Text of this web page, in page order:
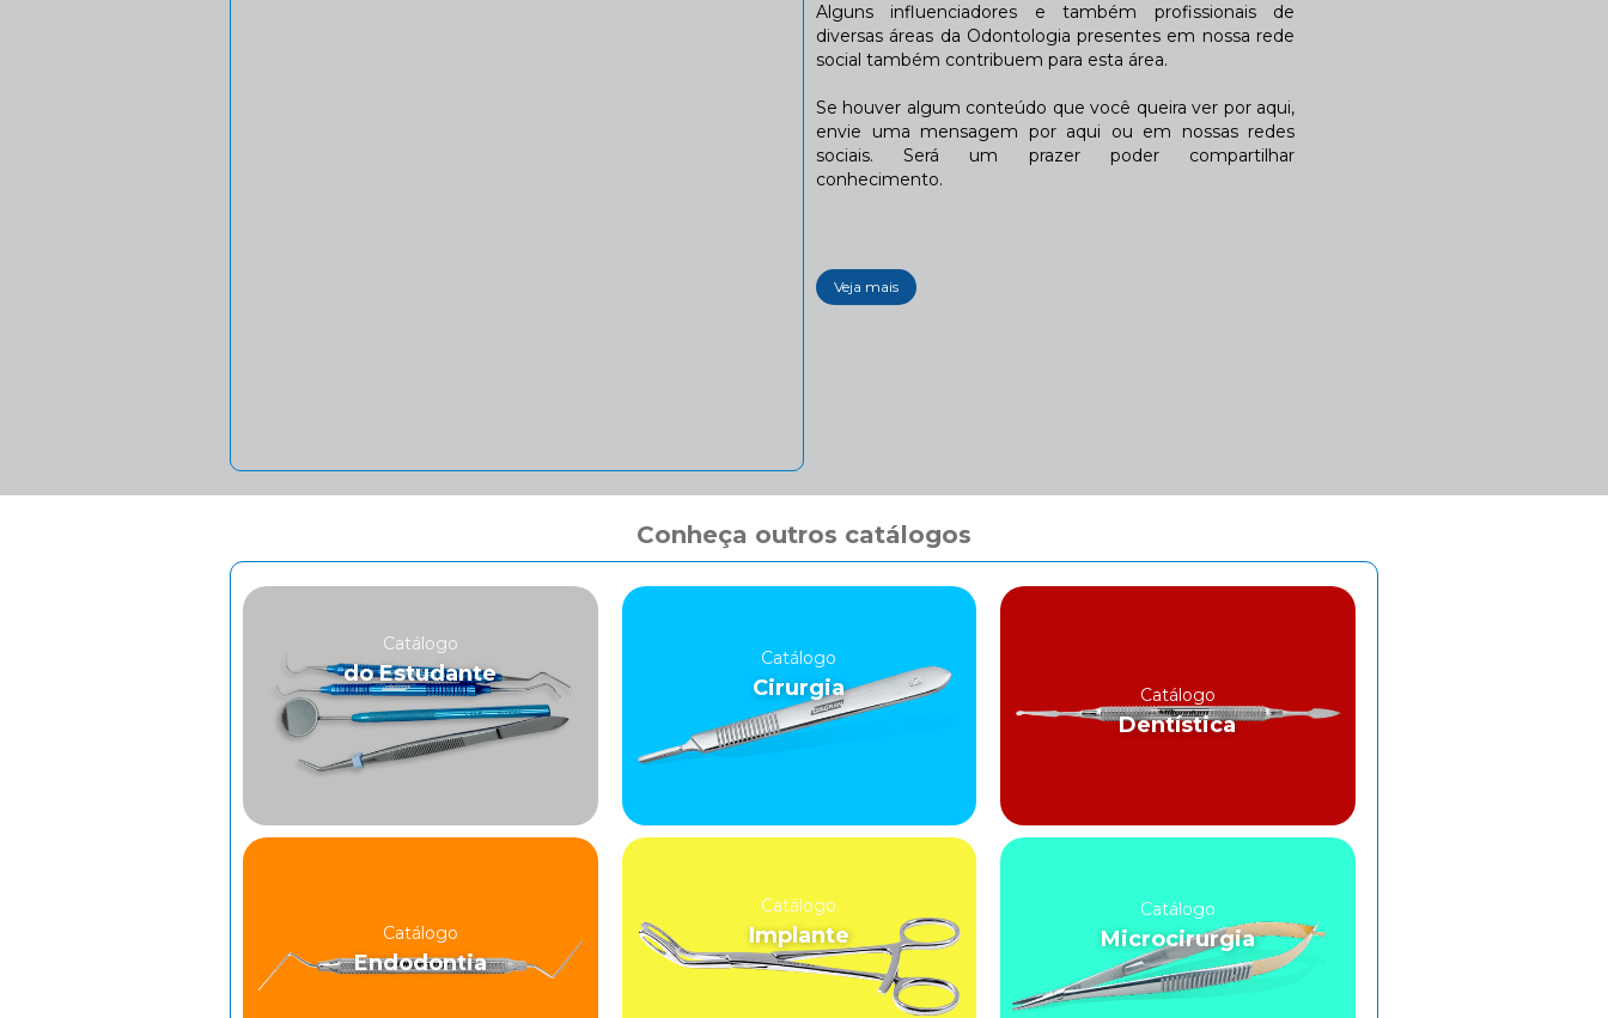
Alguns influenciadores e também profissionais de
diversas áreas da Odontologia presentes em nossa rede
social também contribuem para esta área.
Se houver algum conteúdo que você queira ver por aqui,
envie uma mensagem por aqui ou em nossas redes
sociais. Será um prazer poder compartilhar
conhecimento.
Veja mais
Conheça outros catálogos
Catálogo
do Estudante
Catálogo
Cirurgia Catálogo
Dentística
Catálogo
Endodontia
Catálogo
Implante
Catálogo
Microcirurgia